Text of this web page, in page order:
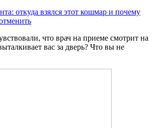
откуда взялся этот кошмар и почему
что врач на приеме смотрит на
вас за дверь? Что вы не